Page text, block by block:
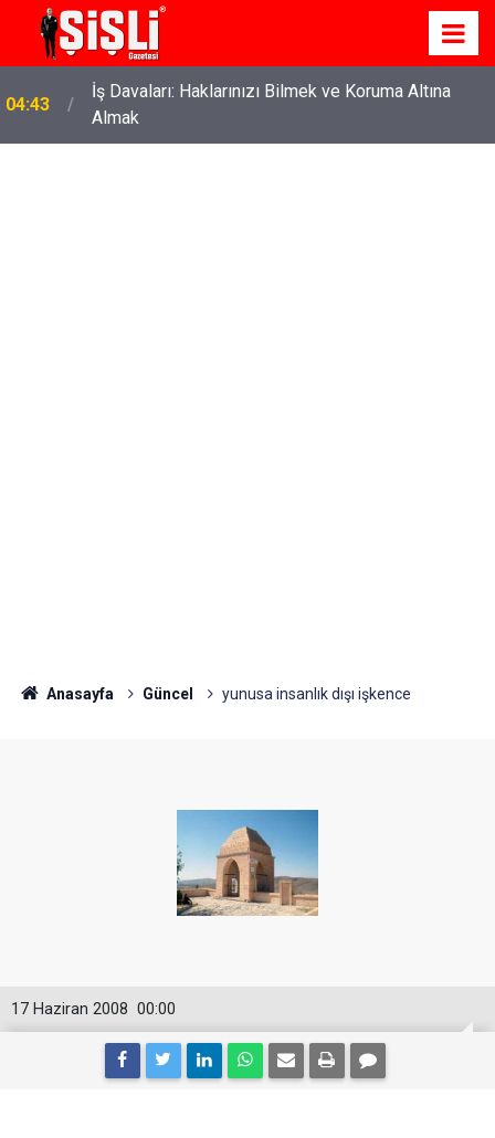
04:43
İş Davaları: Haklarınızı Bilmek ve Koruma Altına
Almak
Anasayfa Güncel yunusa insanlık dışı işkence
00:00
17 Haziran 2008